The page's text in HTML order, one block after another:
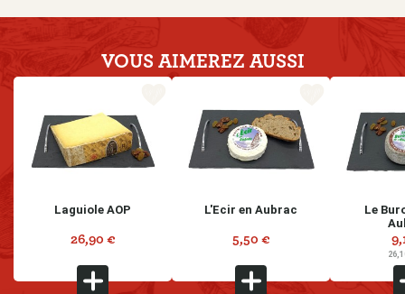
VOUS AIMEREZAUSSI
Laguiole AOP
Prix
26,90 €
L'Ecir en Aubrac
Prix
5,50 €
Le
Prix